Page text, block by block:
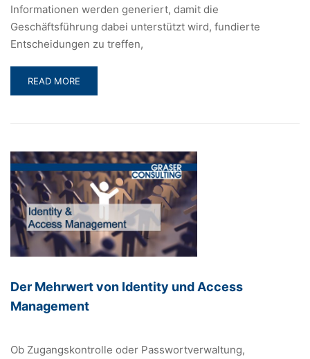
Informationen werden generiert, damit die
Geschäftsführung dabei unterstützt wird, fundierte
Entscheidungen zu treffen,
READ
MORE
IMPLEMENTIERUNG
EINER
NEUEN
ABTEILUNG
READ MORE
Der Mehrwert von Identity und Access
Management
Ob Zugangskontrolle oder Passwortverwaltung,